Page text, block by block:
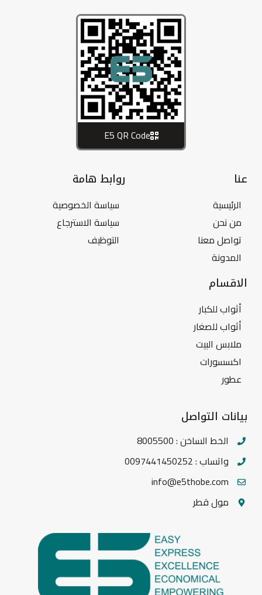
E5 QR Code
عنا
الرئيسية
من نحن
تواصل معنا
المدونة
روابط هامة
سياسة الخصوصية
سياسة الاسترجاع
التوظيف
الاقسام
أثواب للكبار
أثواب للصغار
ملابس البيت
اكسسورات
عطور
بيانات التواصل
الخط الساخن : 8005500
واتساب : 0097441450252
info@e5thobe.com
مول قطر